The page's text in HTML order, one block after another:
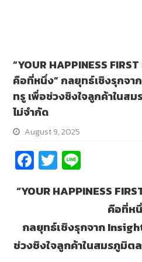
“YOUR HAPPINESS
คือที่หนึ่ง” กลยุทธ์เชิงรุกจา
ทรู เพื่อช่วงชิงใจลูกค้าในส
ไม่จำกัด
August 9, 2025
Fa
ce
b
o
k
T
wi
tt
er
e
“YOUR HAPPINESS
คือที่ห
กลยุทธ์เชิงรุกจาก
ช่วงชิงใจลูกค้าในสมรภูมิต